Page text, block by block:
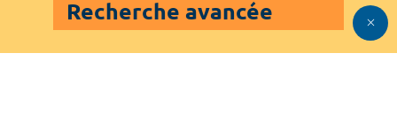
Recherche avancée